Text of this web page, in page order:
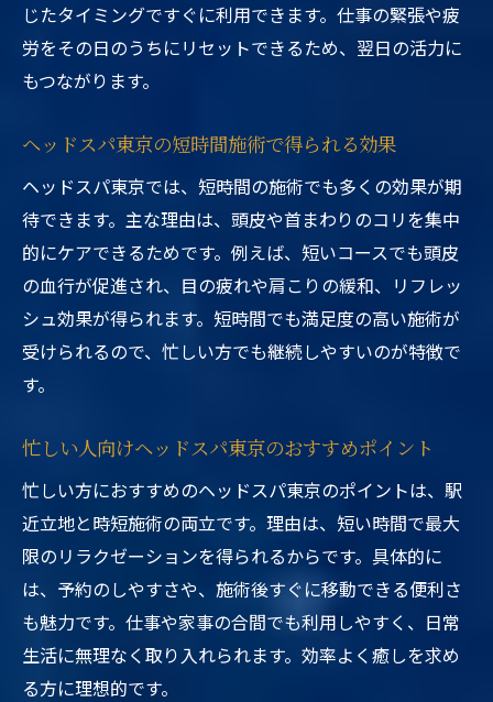
じたタイミングですぐに利用できます。仕事の緊張や疲
労をその日のうちにリセットできるため、翌日の活力に
もつながります。
ヘッドスパ東京の短時間施術で得られる効果
ヘッドスパ東京では、短時間の施術でも多くの効果が期
待できます。主な理由は、頭皮や首まわりのコリを集中
的にケアできるためです。例えば、短いコースでも頭皮
の血行が促進され、目の疲れや肩こりの緩和、リフレッ
シュ効果が得られます。短時間でも満足度の高い施術が
受けられるので、忙しい方でも継続しやすいのが特徴で
す。
忙しい人向けヘッドスパ東京のおすすめポイント
忙しい方におすすめのヘッドスパ東京のポイントは、駅
近立地と時短施術の両立です。理由は、短い時間で最大
限のリラクゼーションを得られるからです。具体的に
は、予約のしやすさや、施術後すぐに移動できる便利さ
も魅力です。仕事や家事の合間でも利用しやすく、日常
生活に無理なく取り入れられます。効率よく癒しを求め
る方に理想的です。